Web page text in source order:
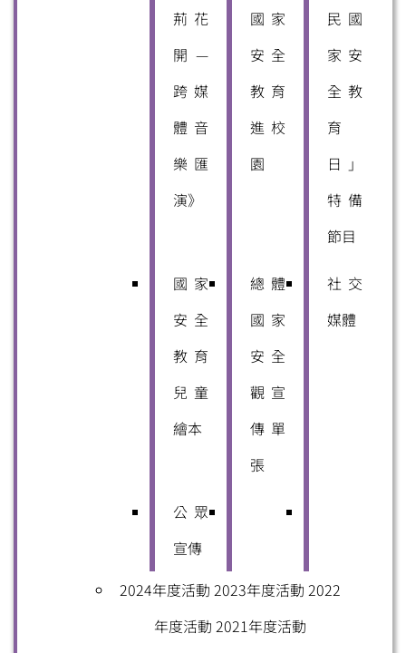
荊花
開—
跨媒
體音
樂匯
演》
國家
安全
教育
進校
園
民國
家安
全教
育
日」
特備
節目
國家
安全
教育
兒童
繪本
總體
國家
安全
觀宣
傳單
張
社交
媒體
公眾
宣傳
2024年度活動 2023年度活動 2022
年度活動 2021年度活動